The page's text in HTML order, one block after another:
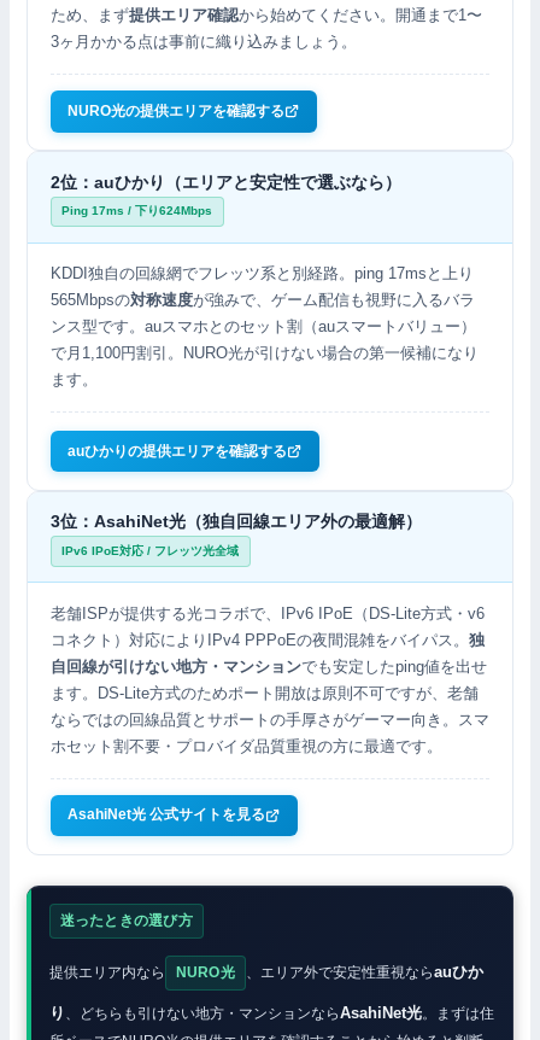
ため、まず提供エリア確認から始めてください。開通まで1〜
3ヶ月かかる点は事前に織り込みましょう。
NURO光の提供エリアを確認する
2位：auひかり（エリアと安定性で選ぶなら）
Ping 17ms / 下り624Mbps
KDDI独自の回線網でフレッツ系と別経路。ping 17msと上り
565Mbpsの対称速度が強みで、ゲーム配信も視野に入るバラ
ンス型です。auスマホとのセット割（auスマートバリュー）
で月1,100円割引。NURO光が引けない場合の第一候補になり
ます。
auひかりの提供エリアを確認する
3位：AsahiNet光（独自回線エリア外の最適解）
IPv6 IPoE対応 / フレッツ光全域
老舗ISPが提供する光コラボで、IPv6 IPoE（DS-Lite方式・v6
コネクト）対応によりIPv4 PPPoEの夜間混雑をバイパス。 独
自回線が引けない地方・マンションでも安定したping値を出せ
ます。DS-Lite方式のためポート開放は原則不可ですが、老舗
ならではの回線品質とサポートの手厚さがゲーマー向き。スマ
ホセット割不要・プロバイダ品質重視の方に最適です。
AsahiNet光 公式サイトを見る
迷ったときの選び方
提供エリア内なら NURO光 、エリア外で安定性重視ならauひか
り 、どちらも引けない地方・マンションならAsahiNet光。まずは住